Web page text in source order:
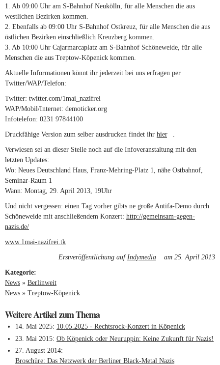
1. Ab 09:00 Uhr am S-Bahnhof Neukölln, für alle Menschen die aus
westlichen Bezirken kommen.
2. Ebenfalls ab 09:00 Uhr S-Bahnhof Ostkreuz, für alle Menschen die aus
östlichen Bezirken einschließlich Kreuzberg kommen.
3. Ab 10:00 Uhr Cajarmarcaplatz am S-Bahnhof Schöneweide, für alle
Menschen die aus Treptow-Köpenick kommen.
Aktuelle Informationen könnt ihr jederzeit bei uns erfragen per
Twitter/WAP/Telefon:
Twitter: twitter.com/1mai_nazifrei
WAP/Mobil/Internet: demoticker.org
Infotelefon: 0231 97844100
Druckfähige Version zum selber ausdrucken findet ihr hier(link is external)
.
Verwiesen sei an dieser Stelle noch auf die Infoveranstaltung mit den
letzten Updates:
Wo: Neues Deutschland Haus, Franz-Mehring-Platz 1, nähe Ostbahnof,
Seminar-Raum 1
Wann: Montag, 29. April 2013, 19Uhr
Und nicht vergessen: einen Tag vorher gibts ne große Antifa-Demo durch
Schöneweide mit anschließendem Konzert: http://gemeinsam-gegen-
nazis.de/
www.1mai-nazifrei.tk
Erstveröffentlichung aufIndymedia (link is external)
am 25. April 2013
Kategorie:
News » Berlinweit
News » Treptow-Köpenick
Weitere Artikel zum Thema
14. Mai 2025 10.05.2025 - Rechtsrock-Konzert in Köpenick
23. Mai 2015 Ob Köpenick oder Neuruppin: Keine Zukunft für Nazis!
27. August 2014
Broschüre: Das Netzwerk der Berliner Black-Metal Nazis